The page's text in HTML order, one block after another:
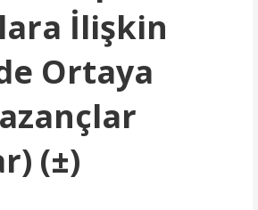
İlişkin
Ortaya
(±)